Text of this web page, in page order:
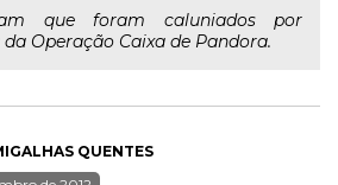
que foram caluniados por
Operação Caixa de Pandora.
QUENTES